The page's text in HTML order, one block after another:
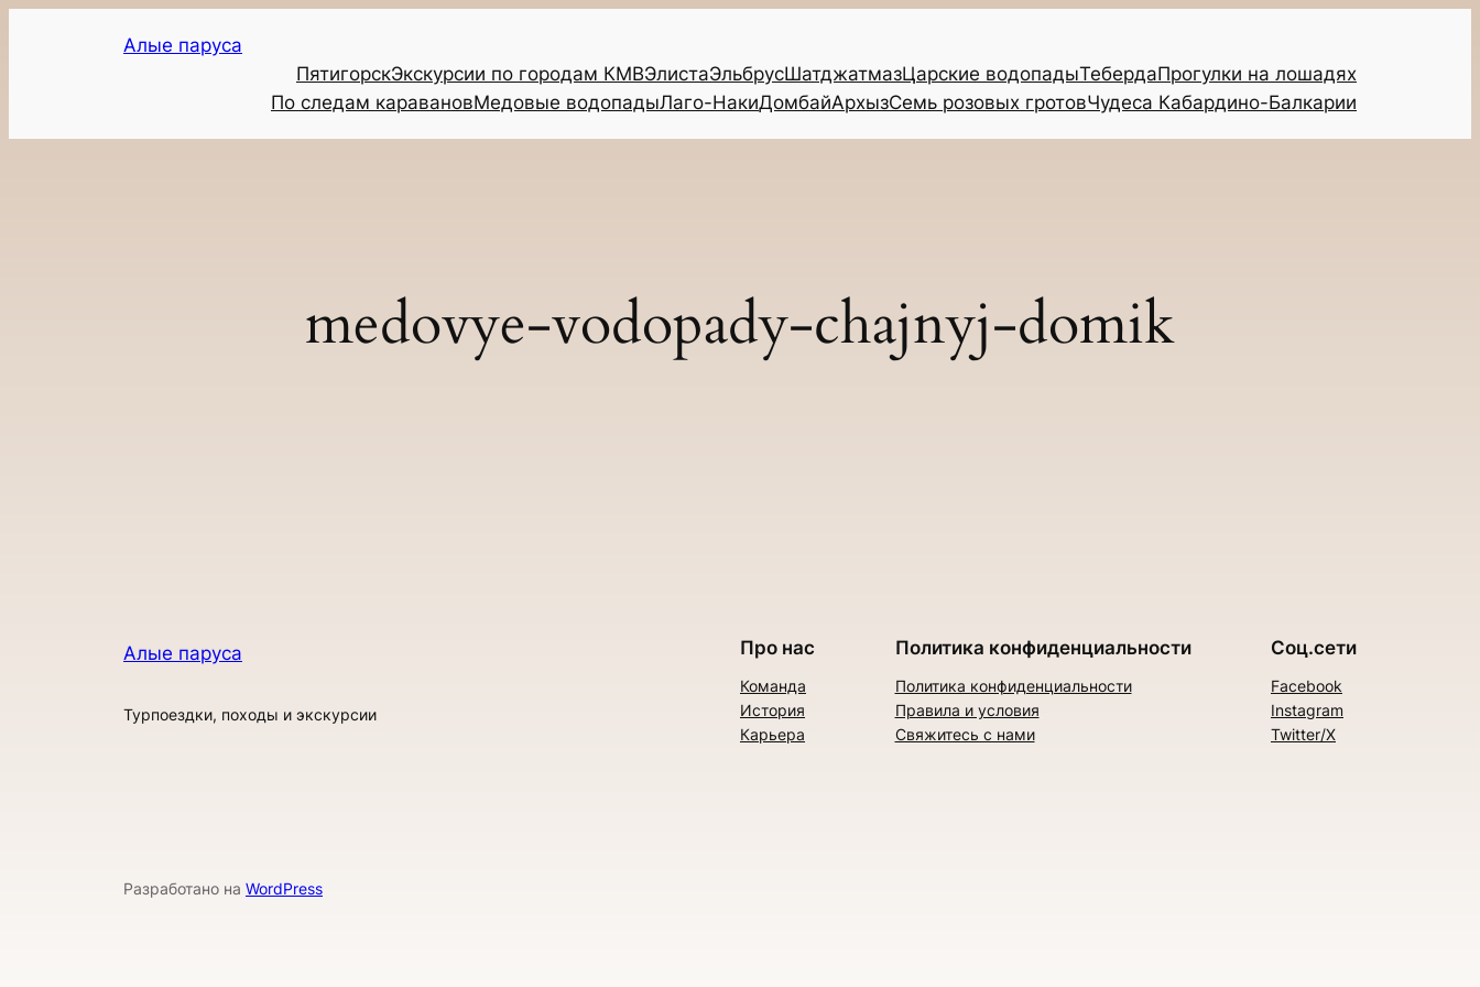
Алые паруса
ПятигорскЭкскурсии по городам КМВЭлистаЭльбрусШатджатмазЦарские водопадыТебердаПрогулки на лошадях
По следам каравановМедовые водопадыЛаго-НакиДомбайАрхызСемь розовых гротовЧудеса Кабардино-Балкарии
medovye-vodopady-chajnyj-domik
Алые паруса
Турпоездки, походы и экскурсии
Про нас
Команда
История
Карьера
Политика конфиденциальности
Политика конфиденциальности
Правила и условия
Свяжитесь с нами
Соц.сети
Facebook
Instagram
Twitter/X
Разработано на WordPress